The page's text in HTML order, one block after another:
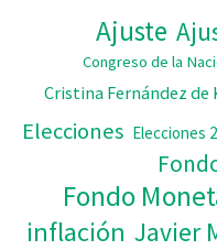
Ajuste
Congreso de la
Cristina Fernández de
Elecciones Elecciones
Fondo
inflación Javier